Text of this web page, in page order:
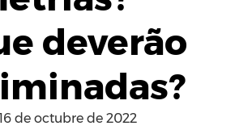
deverão
de octubre de 2022